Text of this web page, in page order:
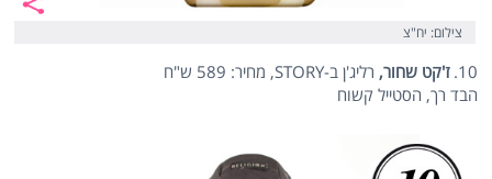
צילום: יח"צ
10. ז'קט שחור, רליג'ן ב-STORY, מחיר: 589 ש"ח
הבד רך, הסטייל קשוח